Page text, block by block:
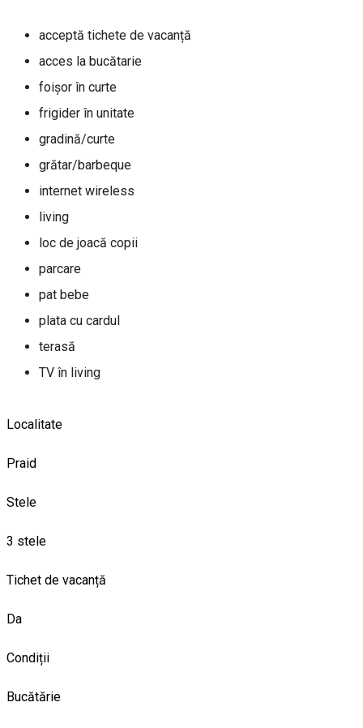
acceptă tichete de vacanță
acces la bucătarie
foișor în curte
frigider în unitate
gradină/curte
grătar/barbeque
internet wireless
living
loc de joacă copii
parcare
pat bebe
plata cu cardul
terasă
TV în living
Localitate
Praid
Stele
3 stele
Tichet de vacanță
Da
Condiții
Bucătărie